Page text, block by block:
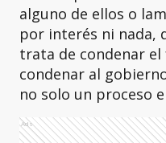
alguno de ellos o
por interés ni nada,
trata de condenar
condenar al
no solo un proceso
Ads